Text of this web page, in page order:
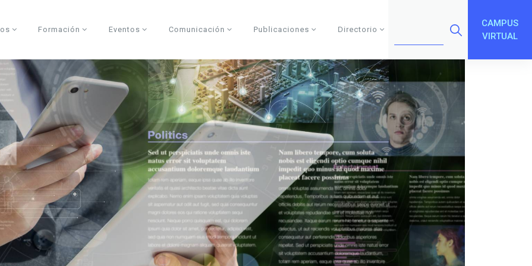
Formación Eventos Comunicación Publicaciones Directorio
CAMPUS
VIRTUAL